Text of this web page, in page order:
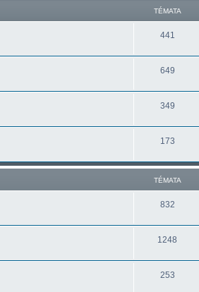
TÉMATA
441
649
349
173
TÉMATA
832
1248
253